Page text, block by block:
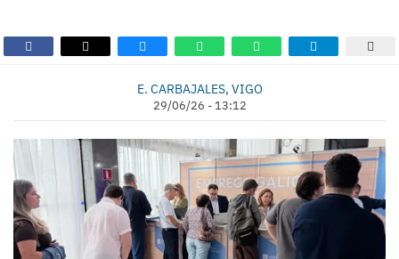
E. CARBAJALES, VIGO
29/06/26 - 13:12